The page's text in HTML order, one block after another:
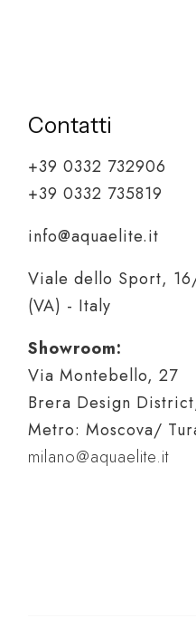
Contatti
+39 0332 732906
+39 0332 735819
info@aquaelite.it
Viale dello Sport,
(VA) - Italy
Showroom:
Via Montebello, 27
Brera Design
Metro: Moscova/
milano@aquaelite.it